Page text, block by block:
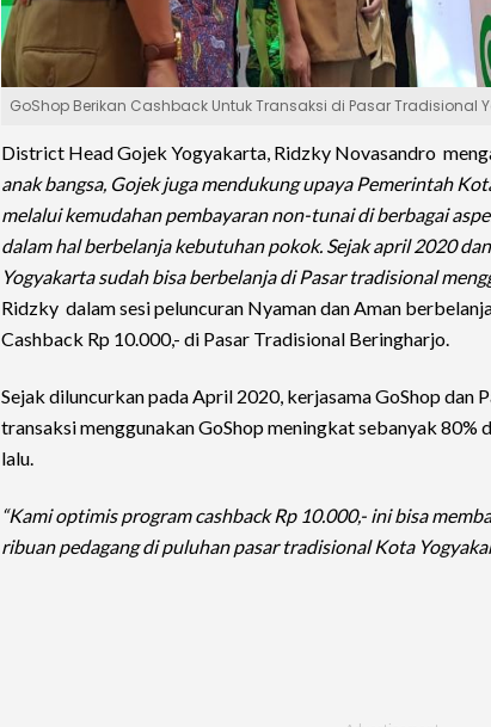
GoShop Berikan Cashback Untuk Transaksi di Pasar Tradisional
District Head Gojek Yogyakarta, Ridzky Novasandro
anak bangsa, Gojek juga mendukung upaya Pemerintah
melalui kemudahan pembayaran non-tunai di berbagai
dalam hal berbelanja kebutuhan pokok. Sejak april 2020
Yogyakarta sudah bisa berbelanja di Pasar tradisional
Ridzky dalam sesi peluncuran Nyaman dan Aman
Cashback Rp 10.000,- di Pasar Tradisional Beringharjo.
Sejak diluncurkan pada April 2020, kerjasama GoShop dan
transaksi menggunakan GoShop meningkat sebanyak 80%
lalu.
“Kami optimis program cashback Rp 10.000,- ini bisa
ribuan pedagang di puluhan pasar tradisional Kota